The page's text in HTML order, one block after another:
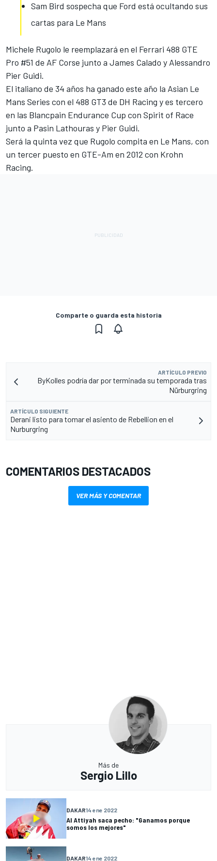
Sam Bird sospecha que Ford está ocultando sus
cartas para Le Mans
Michele Rugolo le reemplazará en el Ferrari 488 GTE
Pro #51 de AF Corse junto a James Calado y Alessandro
Pier Guidi.
El italiano de 34 años ha ganado este año la Asian Le
Mans Series con el 488 GT3 de DH Racing y es tercero
en las Blancpain Endurance Cup con Spirit of Race
junto a Pasin Lathouras y Pier Guidi.
Será la quinta vez que Rugolo compita en Le Mans, con
un tercer puesto en GTE-Am en 2012 con Krohn
Racing.
Comparte o guarda esta historia
ARTÍCULO PREVIO
ByKolles podría dar por terminada su temporada tras
Nürburgring
ARTÍCULO SIGUIENTE
Derani listo para tomar el asiento de Rebellion en el
Nurburgring
COMENTARIOS DESTACADOS
VER MÁS Y COMENTAR
Más de
Sergio Lillo
DAKAR14 ene 2022
Al Attiyah saca pecho: "Ganamos porque
somos los mejores"
DAKAR14 ene 2022